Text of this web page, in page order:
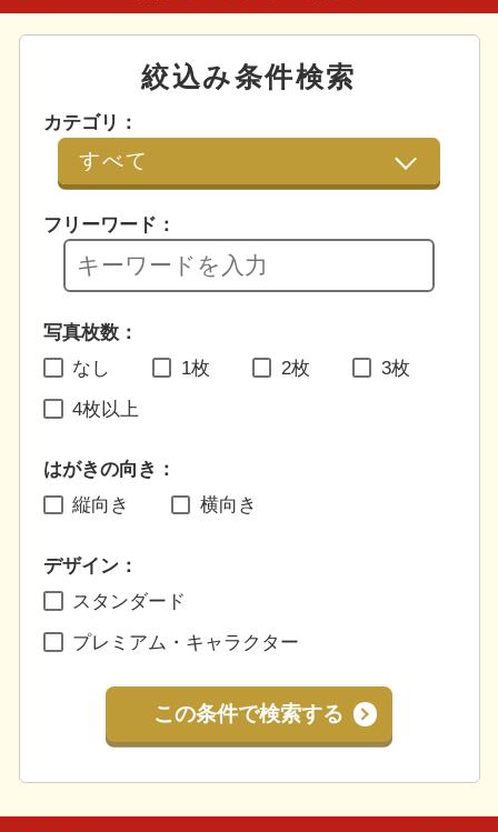
絞込み条件検索
カテゴリ：
フリーワード：
写真枚数：
なし
1枚 2枚 3枚
4枚以上
はがきの向き：
縦向き
横向き
デザイン：
スタンダード
プレミアム・キャラクター
この条件で検索する